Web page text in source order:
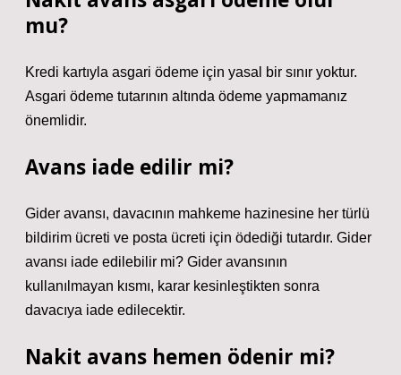
mu?
Kredi kartıyla asgari ödeme için yasal bir sınır yoktur.
Asgari ödeme tutarının altında ödeme yapmamanız
önemlidir.
Avans iade edilir mi?
Gider avansı, davacının mahkeme hazinesine her türlü
bildirim ücreti ve posta ücreti için ödediği tutardır. Gider
avansı iade edilebilir mi? Gider avansının
kullanılmayan kısmı, karar kesinleştikten sonra
davacıya iade edilecektir.
Nakit avans hemen ödenir mi?